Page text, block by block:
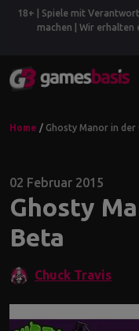
18+ | Spiele mit
machen | Wir
Home / Ghosty Manor in der
02 Februar 2015
Ghosty
Beta
Chuck Travis